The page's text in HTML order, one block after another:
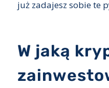
już zadajesz sobie te
W jaką